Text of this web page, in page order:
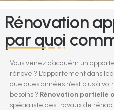
Rénovation
par quoi
Vous venez d’acquérir un
rénové ? L’appartement dans
quelques années n’est plus à
besoins ? Rénovation partielle
spécialiste des travaux de